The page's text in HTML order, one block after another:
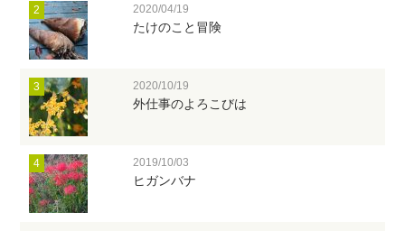
2020/04/19
たけのこと冒険
2
2020/10/19
外仕事のよろこびは
3
2019/10/03
ヒガンバナ
4